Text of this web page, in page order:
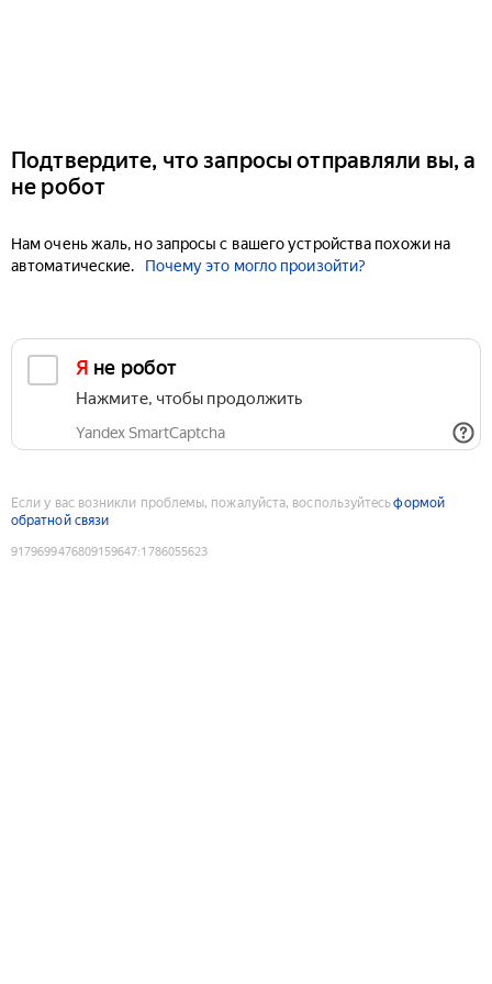
Подтвердите, что запросы отправляли вы, а
не робот
Нам очень жаль, но запросы с вашего устройства похожи на
автоматические.
Почему это могло произойти?
Я не робот
Нажмите, чтобы продолжить
Yandex SmartCaptcha
Если у вас возникли проблемы, пожалуйста, воспользуйтесьформой
обратной связи
9179699476809159647:1786055623